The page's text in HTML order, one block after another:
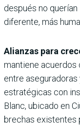
después no
diferente, más
Alianzas para
mantiene acuerdos
entre
estratégicas con
Blanc, ubicado en
brechas existentes